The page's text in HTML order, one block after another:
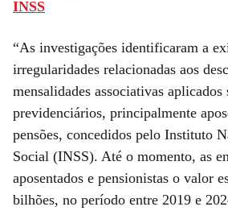
INSS
“As investigações identificaram a
irregularidades relacionadas aos
mensalidades associativas
previdenciários, principalmente
pensões, concedidos pelo Instituto
Social (INSS). Até o momento, as
aposentados e pensionistas o valor
bilhões, no período entre 2019 e